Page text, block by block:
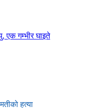
एक गम्भीर घाइते
हत्या